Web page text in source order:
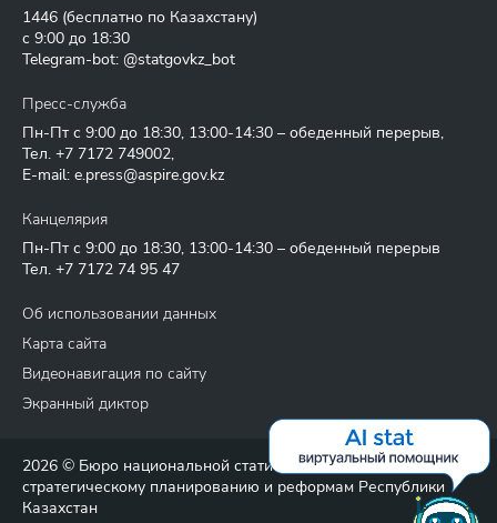
1446 (бесплатно по Казахстану)
с 9:00 до 18:30
Telegram-bot: @statgovkz_bot
Пресс-служба
Пн-Пт с 9:00 до 18:30, 13:00-14:30 – обеденный перерыв,
Тел. +7 7172 749002,
E-mail: e.press@aspire.gov.kz
Канцелярия
Пн-Пт с 9:00 до 18:30, 13:00-14:30 – обеденный перерыв
Тел. +7 7172 74 95 47
Об использовании данных
Карта сайта
Видеонавигация по сайту
Экранный диктор
2026 © Бюро национальной статистики Агентства по
стратегическому планированию и реформам Республики
Казахстан